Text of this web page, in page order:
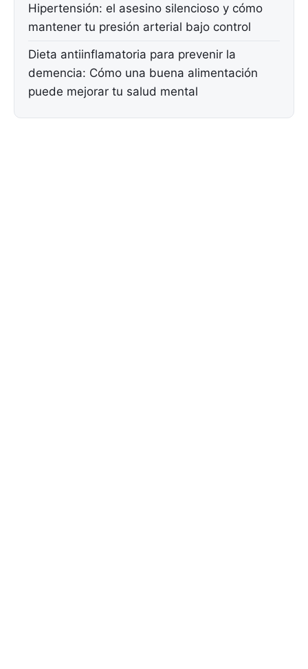
Hipertensión: el asesino silencioso y cómo
mantener tu presión arterial bajo control
Dieta antiinflamatoria para prevenir la
demencia: Cómo una buena alimentación
puede mejorar tu salud mental